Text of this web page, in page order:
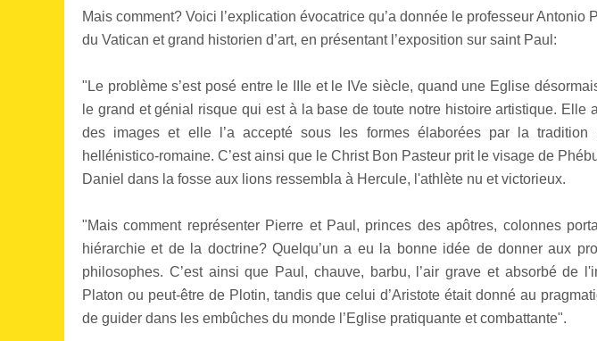
Mais comment? Voici l’explication évocatrice qu’a donnée le professeur Antonio
du Vatican et grand historien d’art, en présentant l’exposition sur saint Paul:
"Le problème s’est posé entre le IIIe et le IVe siècle, quand une Eglise
le grand et génial risque qui est à la base de toute notre histoire artistique. Elle
des images et elle l’a accepté sous les formes élaborées par la tradition
hellénistico-romaine. C’est ainsi que le Christ Bon Pasteur prit le visage de
Daniel dans la fosse aux lions ressembla à Hercule, l'athlète nu et victorieux.
"Mais comment représenter Pierre et Paul, princes des apôtres, colonnes
hiérarchie et de la doctrine? Quelqu’un a eu la bonne idée de donner aux
philosophes. C’est ainsi que Paul, chauve, barbu, l’air grave et absorbé de
Platon ou peut-être de Plotin, tandis que celui d’Aristote était donné au
de guider dans les embûches du monde l’Eglise pratiquante et combattante".